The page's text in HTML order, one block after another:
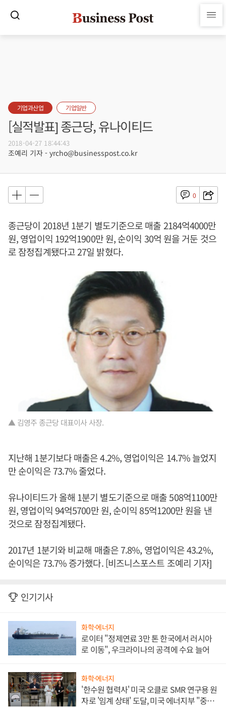
기업과산업 기업일반
[실적발표] 종근당, 유나이티드
2018-04-27 18:44:43
조예리 기자 - yrcho@businesspost.co.kr
0
종근당이 2018년 1분기 별도기준으로 매출 2184억4000만
원, 영업이익 192억1900만 원, 순이익 30억 원을 거둔 것으
로 잠정집계됐다고 27일 밝혔다.
▲ 김영주 종근당 대표이사 사장.
지난해 1분기보다 매출은 4.2%, 영업이익은 14.7% 늘었지
만 순이익은 73.7% 줄었다.
유나이티드가 올해 1분기 별도기준으로 매출 508억1100만
원, 영업이익 94억5700만 원, 순이익 85억1200만 원을 낸
것으로 잠정집계됐다.
2017년 1분기와 비교해 매출은 7.8%, 영업이익은 43.2%,
순이익은 73.7% 증가했다. [비즈니스포스트 조예리 기자]
인기기사
화학·에너지
로이터 "정제연료 3만 톤 한국에서 러시아
로 이동", 우크라이나의 공격에 수요 늘어
화학·에너지
'한수원 협력사' 미국 오클로 SMR 연구용 원
자로 '임계 상태' 도달, 미국 에너지부 "중요